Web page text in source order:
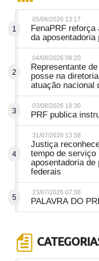
1
05/08/2026 13:17
FenaPRF reforça
da aposentadoria
2
04/08/2026 08:20
Representante
posse na
atuação nacional
3
03/08/2026 18:30
PRF publica
4
31/07/2026 13:58
Justiça
tempo de
aposentadoria
federais
5
23/07/2026 07:38
PALAVRA DO